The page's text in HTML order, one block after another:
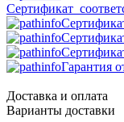
Гарантия
Доставка и оплата
Варианты доставки